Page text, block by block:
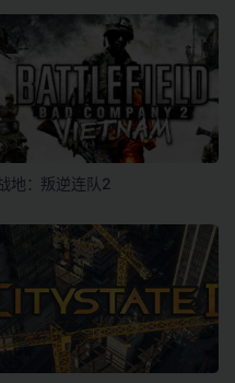
地：叛逆连队2